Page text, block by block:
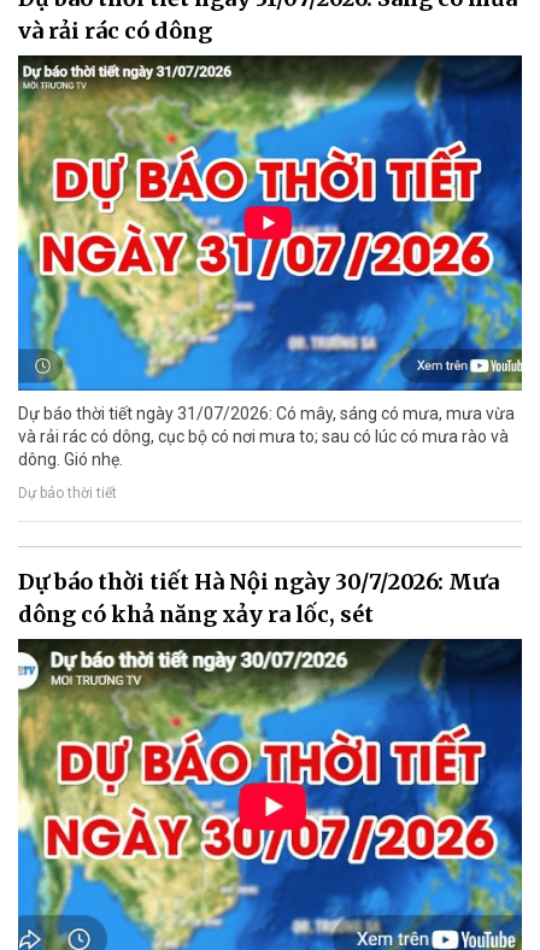
và rải rác có dông
Dự báo thời tiết ngày 31/07/2026: Có mây, sáng có mưa, mưa vừa
và rải rác có dông, cục bộ có nơi mưa to; sau có lúc có mưa rào và
dông. Gió nhẹ.
Dự báo thời tiết
Dự báo thời tiết Hà Nội ngày 30/7/2026: Mưa
dông có khả năng xảy ra lốc, sét